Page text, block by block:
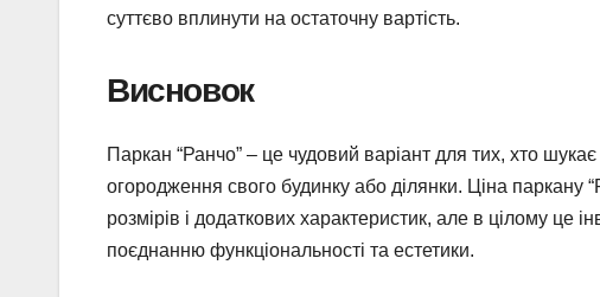
суттєво вплинути на остаточну вартість.
Висновок
Паркан “Ранчо” – це чудовий варіант для тих, хто
огородження свого будинку або ділянки. Ціна паркану
розмірів і додаткових характеристик, але в цілому це
поєднанню функціональності та естетики.